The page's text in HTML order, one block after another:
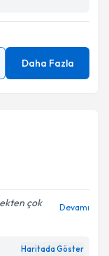
Daha Fazla
çok
Devamı
Haritada Göster